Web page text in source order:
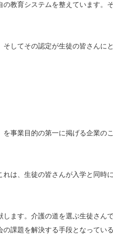
教育システムを整えています。
してその認定が生徒の皆さんに
事業目的の第一に掲げる企業の
は、生徒の皆さんが入学と同時
ます。介護の道を選ぶ生徒さん
課題を解決する手段となってい